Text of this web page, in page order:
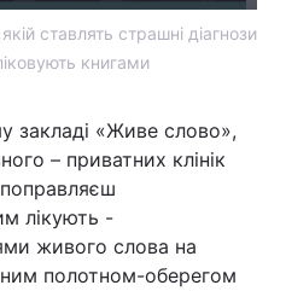
ставлять страшні діагнози
книгами
закладі «Живе слово»,
– приватних клінік
поправляєш
лікують -
живого слова на
полотном-оберегом